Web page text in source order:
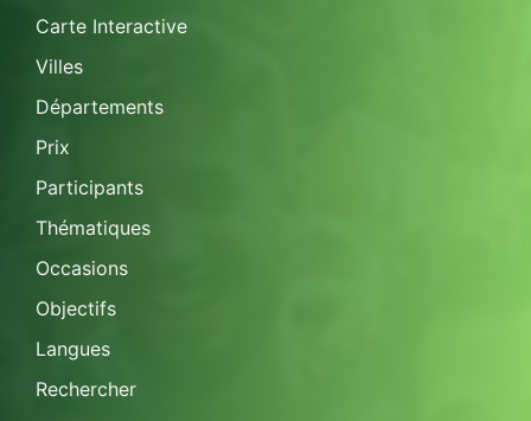
Carte Interactive
Villes
Départements
Prix
Participants
Thématiques
Occasions
Objectifs
Langues
Rechercher